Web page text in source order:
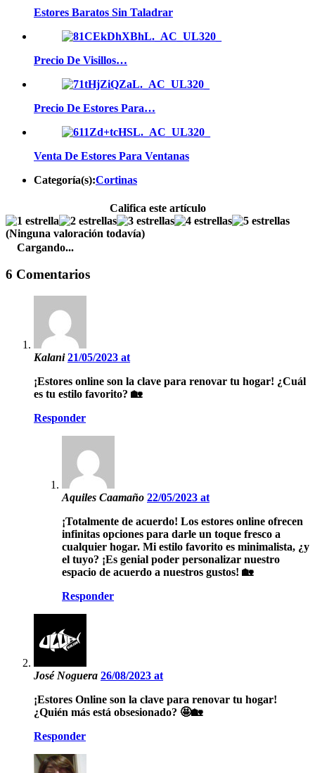
Estores Baratos Sin Taladrar
Precio De Visillos…
Precio De Estores Para…
Venta De Estores Para Ventanas
Categoría(s):Cortinas
Califica este artículo
(Ninguna valoración todavía)
Cargando...
6 Comentarios
Kalani21/05/2023 at
¡Estores online son la clave para renovar tu hogar! ¿Cuál
es tu estilo favorito? 🏡
Responder
Aquiles Caamaño 22/05/2023 at
¡Totalmente de acuerdo! Los estores online ofrecen
infinitas opciones para darle un toque fresco a
cualquier hogar. Mi estilo favorito es minimalista, ¿y
el tuyo? ¡Es genial poder personalizar nuestro
espacio de acuerdo a nuestros gustos! 🏡
Responder
José Noguera 26/08/2023 at
¡Estores Online son la clave para renovar tu hogar!
¿Quién más está obsesionado? 🤩🏡
Responder